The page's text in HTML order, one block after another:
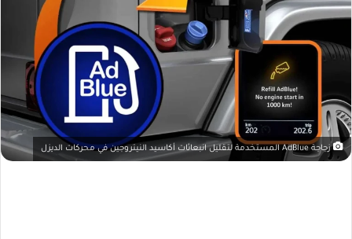
زجاجة AdBlue المستخدمة لتقليل انبعاثات أكاسيد النيتروجين في محركات الديزل